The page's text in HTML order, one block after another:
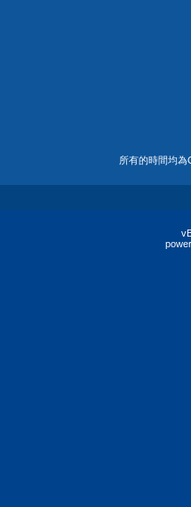
所有的時間均為